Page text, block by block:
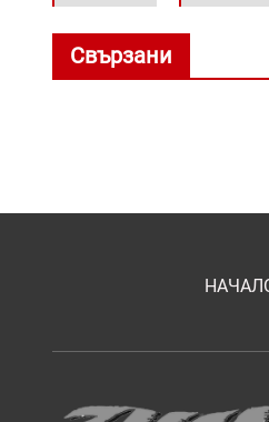
Свързани